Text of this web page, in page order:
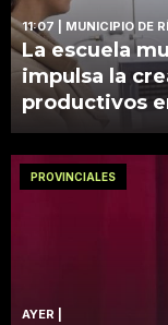
11:07 | MUNICIPIO DE
La escuela
impulsa la
productivos
PROVINCIALES
AYER